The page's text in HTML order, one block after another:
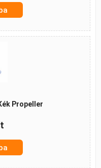
Propeller